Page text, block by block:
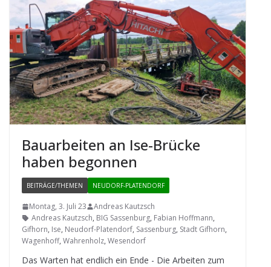
Bau­ar­bei­ten an Ise-Brü­cke
haben begonnen
BEITRÄGE/THEMEN NEUDORF-PLATENDORF
Montag, 3. Juli 23
Andreas Kautzsch
Andreas Kautzsch, BIG Sassenburg, Fabian Hoffmann,
Gifhorn, Ise, Neudorf-Platendorf, Sassenburg, Stadt Gifhorn,
Wagenhoff, Wahrenholz, Wesendorf
Das War­ten hat end­lich ein Ende - Die Arbei­ten zum